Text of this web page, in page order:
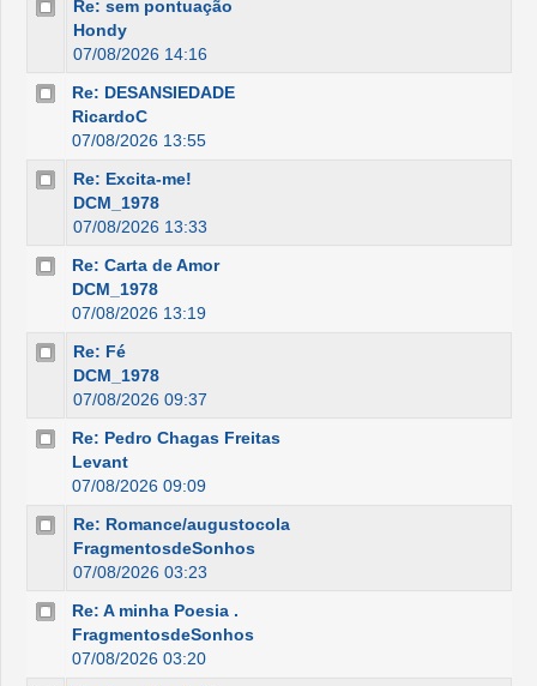
Re: sem pontuação
Hondy
07/08/2026 14:16
Re: DESANSIEDADE
RicardoC
07/08/2026 13:55
Re: Excita-me!
DCM_1978
07/08/2026 13:33
Re: Carta de Amor
DCM_1978
07/08/2026 13:19
Re: Fé
DCM_1978
07/08/2026 09:37
Re: Pedro Chagas Freitas
Levant
07/08/2026 09:09
Re: Romance/augustocola
FragmentosdeSonhos
07/08/2026 03:23
Re: A minha Poesia .
FragmentosdeSonhos
07/08/2026 03:20